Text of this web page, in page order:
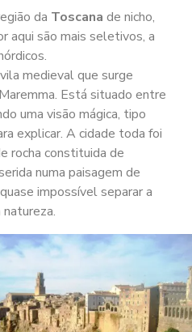
da Toscana de nicho,
aqui são mais seletivos, a
medieval que surge
Está situado entre
uma visão mágica, tipo
explicar. A cidade toda foi
rocha constituida de
numa paisagem de
impossível separar a